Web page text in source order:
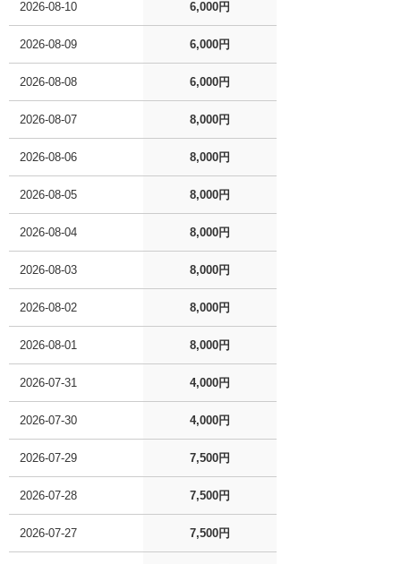
2026-08-10 6,000円
2026-08-09 6,000円
2026-08-08 6,000円
2026-08-07 8,000円
2026-08-06 8,000円
2026-08-05 8,000円
2026-08-04 8,000円
2026-08-03 8,000円
2026-08-02 8,000円
2026-08-01 8,000円
2026-07-31 4,000円
2026-07-30 4,000円
2026-07-29 7,500円
2026-07-28 7,500円
2026-07-27 7,500円